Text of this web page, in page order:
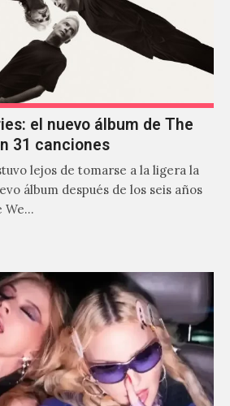
el nuevo álbum de The
31 canciones
lejos de tomarse a la ligera la
álbum después de los seis años
We…